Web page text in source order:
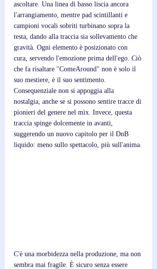
ascoltare. Una linea di basso liscia ancora
l'arrangiamento, mentre pad scintillanti e
campioni vocali sobriti turbinano sopra la
testa, dando alla traccia sia sollevamento che
gravità. Ogni elemento è posizionato con
cura, servendo l'emozione prima dell'ego. Ciò
che fa risaltare "ComeAround" non è solo il
suo mestiere, è il suo sentimento.
Consequenziale non si appoggia alla
nostalgia, anche se si possono sentire tracce di
pionieri del genere nel mix. Invece, questa
traccia spinge dolcemente in avanti,
suggerendo un nuovo capitolo per il DnB
liquido: meno sullo spettacolo, più sull'anima.
C'è una morbidezza nella produzione, ma non
sembra mai fragile. È sicuro senza essere